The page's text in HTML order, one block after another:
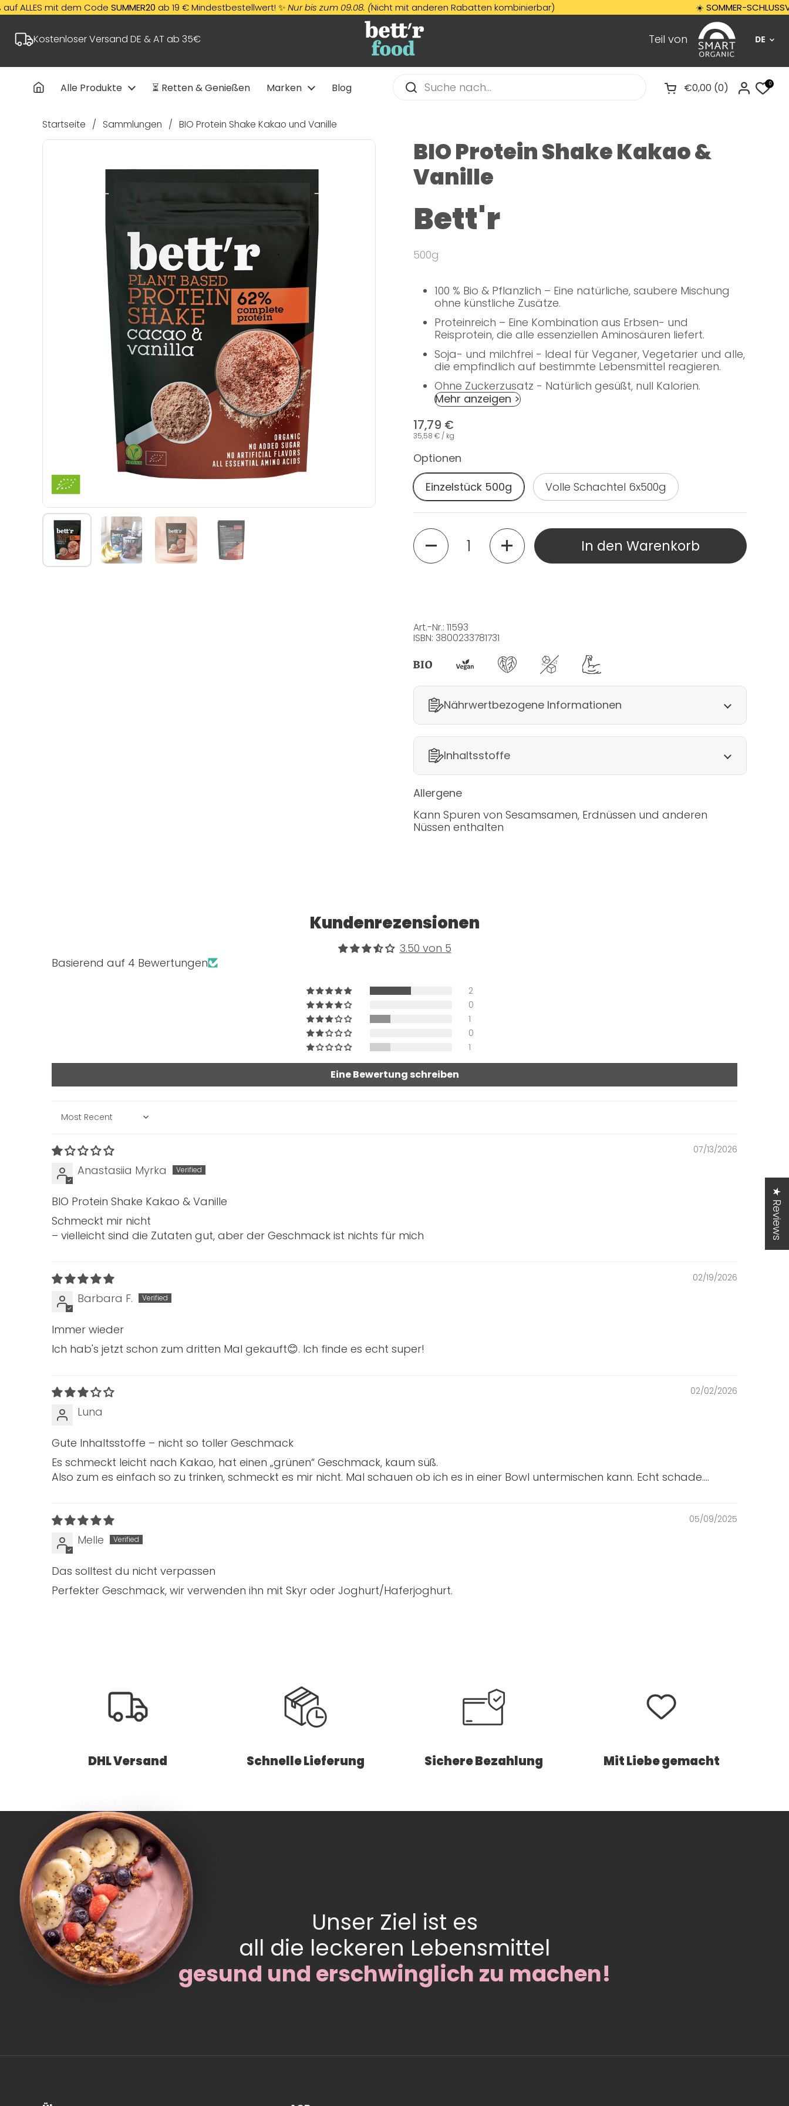
Zum Inhalt springen
mit dem CodeSUMMER20ab 19 € Mindestbestellwert! ✨Nur bis zum 09.08. (Nicht mit anderen Rabatten kombinierbar) SOMMER-SCHLUSSVERKAUF:
Kostenloser Versand DE & AT ab 35€ Teil von DE
Alle Produkte ⏳ Retten & Genießen Marken Blog Warenkorb öffnen
€0,00 0 0
Startseite / Sammlungen / BIO Protein Shake Kakao und Vanille
BIO Protein Shake Kakao &
Vanille
Bett'r
500g
100 % Bio & Pflanzlich – Eine natürliche, saubere Mischung
ohne künstliche Zusätze.
Proteinreich – Eine Kombination aus Erbsen- und
Reisprotein, die alle essenziellen Aminosäuren liefert.
Soja- und milchfrei - Ideal für Veganer, Vegetarier und alle,
die empfindlich auf bestimmte Lebensmittel reagieren.
Ohne Zuckerzusatz - Natürlich gesüßt, null Kalorien.
Mehr anzeigen >
17,79 €
35,58 € / kg
Optionen
Einzelstück 500g
Volle Schachtel 6x500g
Menge
In den Warenkorb
Art.-Nr.: 11593
ISBN: 3800233781731
Nährwertbezogene Informationen
Inhaltsstoffe
Allergene
Kann Spuren von Sesamsamen, Erdnüssen und anderen
Nüssen enthalten
Kundenrezensionen
3.50 von 5
Basierend auf 4 Bewertungen
2
0
1
0
1
Eine Bewertung schreiben
Sort by
07/13/2026
Anastasiia Myrka
BIO Protein Shake Kakao & Vanille
Schmeckt mir nicht
– vielleicht sind die Zutaten gut, aber der Geschmack ist nichts für mich
02/19/2026
Barbara F.
Immer wieder
Ich hab's jetzt schon zum dritten Mal gekauft😊. Ich finde es echt super!
02/02/2026
Luna
Gute Inhaltsstoffe – nicht so toller Geschmack
Es schmeckt leicht nach Kakao, hat einen „grünen“ Geschmack, kaum süß.
Also zum es einfach so zu trinken, schmeckt es mir nicht. Mal schauen ob ich es in einer Bowl untermischen kann. Echt schade....
05/09/2025
Melle
Das solltest du nicht verpassen
Perfekter Geschmack, wir verwenden ihn mit Skyr oder Joghurt/Haferjoghurt.
DHL Versand Schnelle Lieferung Sichere Bezahlung Mit Liebe gemacht
Unser Ziel ist es
all die leckeren Lebensmittel
gesund und erschwinglich zu machen!
★ Reviews